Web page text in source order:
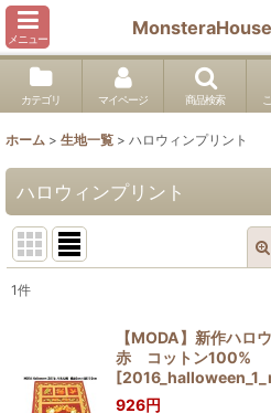
メニュー
カテゴリ マイページ 商品検索
ホーム > 生地一覧 > ハロウィンプリント
ハロウィンプリント
1件
【MODA】新作ハ
赤 コットン100%
[
926円